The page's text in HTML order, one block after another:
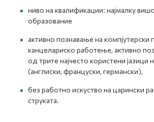
ниво на квалификации: најмалку
образование
активно познавање на компјутерски
канцелариско работење, активно
од трите најчесто користени јазици
(англиски, француски, германски),
без работно искуство на царински
струката.